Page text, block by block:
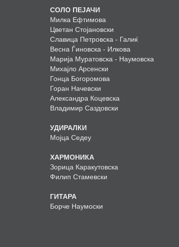
СОЛО ПЕЈАЧИ
Милка Ефтимова
Цветан Стојановски
Славица Петровска - Галиќ
Весна Ѓиновска - Илкова
Марија Муратовска - Наумовска
Михајло Арсенски
Гонца Богоромова
Горан Начевски
Александра Коцевска
Владимир Саздовски
УДИРАЛКИ
Мојца Седеу
ХАРМОНИКА
Зорица Каракутовска
Филип Стамевски
ГИТАРА
Борче Наумоски